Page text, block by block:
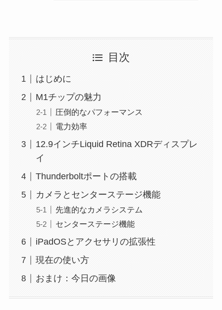
目次
はじめに
M1チップの魅力
圧倒的なパフォーマンス
電力効率
12.9インチLiquid Retina XDRディスプレ
イ
Thunderboltポートの搭載
カメラとセンターステージ機能
先進的なカメラシステム
センターステージ機能
iPadOSとアクセサリの拡張性
現在の使い方
おまけ：今日の画像